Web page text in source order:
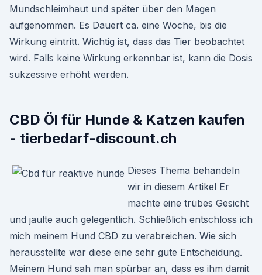
Mundschleimhaut und später über den Magen
aufgenommen. Es Dauert ca. eine Woche, bis die
Wirkung eintritt. Wichtig ist, dass das Tier beobachtet
wird. Falls keine Wirkung erkennbar ist, kann die Dosis
sukzessive erhöht werden.
CBD Öl für Hunde & Katzen kaufen
- tierbedarf-discount.ch
Dieses Thema behandeln
wir in diesem Artikel Er
machte eine trübes Gesicht
und jaulte auch gelegentlich. Schließlich entschloss ich
mich meinem Hund CBD zu verabreichen. Wie sich
herausstellte war diese eine sehr gute Entscheidung.
Meinem Hund sah man spürbar an, dass es ihm damit